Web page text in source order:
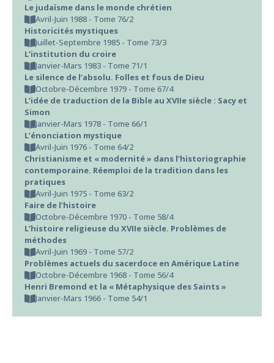
Le judaïsme dans le monde chrétien
Avril-Juin 1988 - Tome 76/2
Historicités mystiques
Juillet-Septembre 1985 - Tome 73/3
L’institution du croire
Janvier-Mars 1983 - Tome 71/1
Le silence de l’absolu. Folles et fous de Dieu
Octobre-Décembre 1979 - Tome 67/4
L’idée de traduction de la Bible au XVIIe siècle : Sacy et
Simon
Janvier-Mars 1978 - Tome 66/1
L’énonciation mystique
Avril-Juin 1976 - Tome 64/2
Christianisme et « modernité » dans l’historiographie
contemporaine. Réemploi de la tradition dans les
pratiques
Avril-Juin 1975 - Tome 63/2
Faire de l’histoire
Octobre-Décembre 1970 - Tome 58/4
L’histoire religieuse du XVIIe siècle. Problèmes de
méthodes
Avril-Juin 1969 - Tome 57/2
Problèmes actuels du sacerdoce en Amérique Latine
Octobre-Décembre 1968 - Tome 56/4
Henri Bremond et la « Métaphysique des Saints »
Janvier-Mars 1966 - Tome 54/1